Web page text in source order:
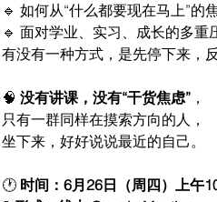
🔹 如何从“什么都要现在马上”的
🔹 面对学业、实习、成长的多重
有没有一种方式，是先停下来，
🧠 没有讲课，没有“干货焦虑”，
只有一群同样在摸索方向的人，
坐下来，好好说说最近的自己。
🕐 时间：6月26日（周四）上午